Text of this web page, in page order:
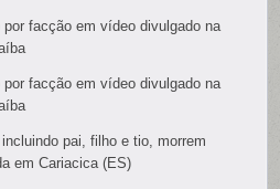
facção em vídeo divulgado na
facção em vídeo divulgado na
pai, filho e tio, morrem
em Cariacica (ES)